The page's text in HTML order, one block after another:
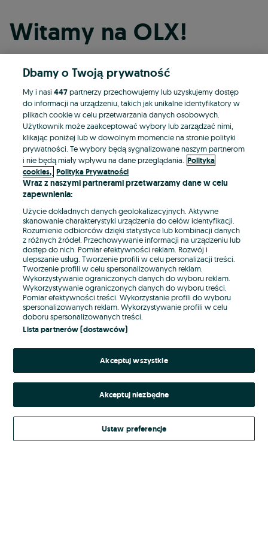
Witamy na OLX!
Kontynuuj przez Facebooka
Kontynuuj przez konto Apple
Kontynuuj przez konto Google
LUB
E-mail
Hasło
Nie pamiętasz hasła?
Zaloguj się
Kontynuując za pośrednictwem jednego z dostawców wskazanych powyżej,
Regulamin serwisuOLX.pl w jego aktualnym brzmieniu.
Dbamy o Twoją prywatność
My i nasi447partnerzy przechowujemy lub uzyskujemy dostęp
do informacji na urządzeniu, takich jak unikalne identyfikatory w
plikach cookie w celu przetwarzania danych osobowych.
Użytkownik może zaakceptować wybory lub zarządzać nimi,
klikając poniżej lub w dowolnym momencie na stronie polityki
prywatności. Te wybory będą sygnalizowane naszym partnerom
i nie będą miały wpływu na dane przeglądania. Polityka
cookies, Polityka Prywatności
Wraz z naszymi partnerami przetwarzamy dane w celu
zapewnienia:
Użycie dokładnych danych geolokalizacyjnych. Aktywne
skanowanie charakterystyki urządzenia do celów identyfikacji.
Rozumienie odbiorców dzięki statystyce lub kombinacji danych
z różnych źródeł. Przechowywanie informacji na urządzeniu lub
dostęp do nich. Pomiar efektywności reklam. Rozwój i
ulepszanie usług. Tworzenie profili w celu personalizacji treści.
Tworzenie profili w celu spersonalizowanych reklam.
Wykorzystywanie ograniczonych danych do wyboru reklam.
Wykorzystywanie ograniczonych danych do wyboru treści.
Pomiar efektywności treści. Wykorzystanie profili do wyboru
spersonalizowanych reklam. Wykorzystywanie profili w celu
doboru spersonalizowanych treści.
Lista partnerów (dostawców)
Akceptuj wszystkie
Akceptuj niezbędne
Ustaw preferencje